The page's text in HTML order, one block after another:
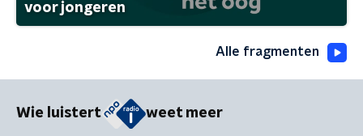
voor jongeren
Alle fragmenten
Wie luistert weet meer